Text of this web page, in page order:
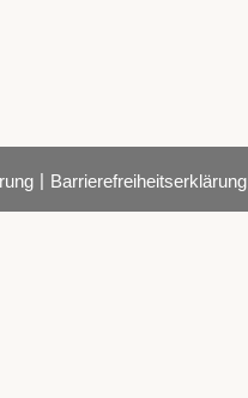
| Barrierefreiheitserklärung